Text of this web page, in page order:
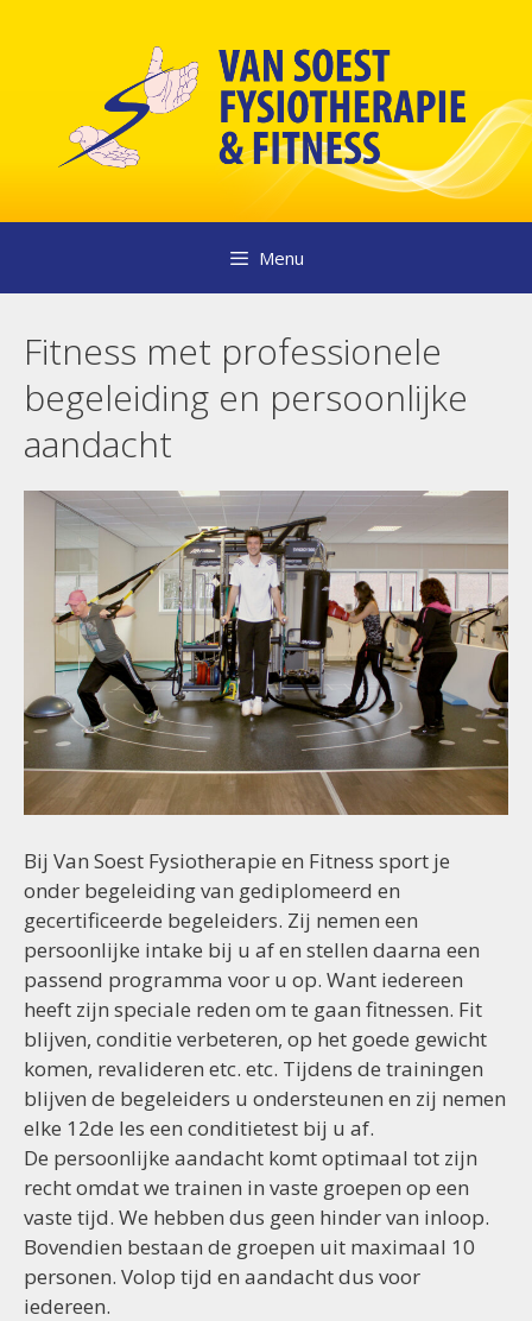
Menu
Fitness met professionele
begeleiding en persoonlijke
aandacht
Bij Van Soest Fysiotherapie en Fitness sport je
onder begeleiding van gediplomeerd en
gecertificeerde begeleiders. Zij nemen een
persoonlijke intake bij u af en stellen daarna een
passend programma voor u op. Want iedereen
heeft zijn speciale reden om te gaan fitnessen. Fit
blijven, conditie verbeteren, op het goede gewicht
komen, revalideren etc. etc. Tijdens de trainingen
blijven de begeleiders u ondersteunen en zij nemen
elke 12de les een conditietest bij u af.
De persoonlijke aandacht komt optimaal tot zijn
recht omdat we trainen in vaste groepen op een
vaste tijd. We hebben dus geen hinder van inloop.
Bovendien bestaan de groepen uit maximaal 10
personen. Volop tijd en aandacht dus voor
iedereen.